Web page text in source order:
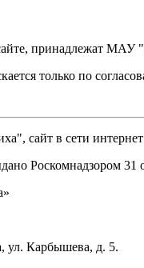
принадлежат
только по
сайт в сети
Роскомнадзором 31
ул. Карбышева, д. 5.